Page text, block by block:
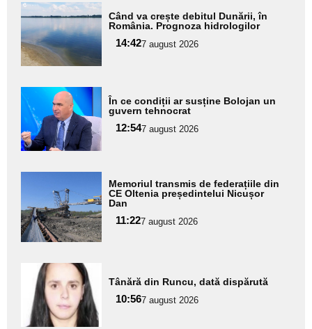
Adaugă
aici textul
pentru
subtitlu
Când va crește debitul Dunării, în
România. Prognoza hidrologilor
14:427 august 2026
Adaugă
aici textul
pentru
subtitlu
În ce condiții ar susține Bolojan un
guvern tehnocrat
12:547 august 2026
aici textul
pentru
subtitlu
Memoriul transmis de federațiile din
CE Oltenia președintelui Nicușor
Dan
11:227 august 2026
Adaugă
aici textul
pentru
subtitlu
Tânără din Runcu, dată dispărută
10:567 august 2026